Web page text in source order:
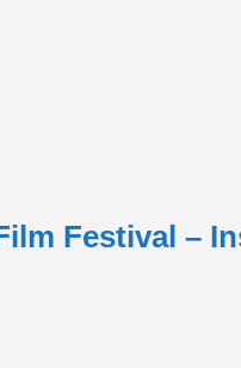
Festival –